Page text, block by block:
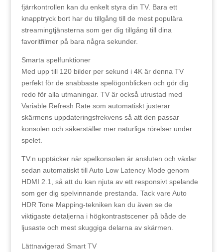
fjärrkontrollen kan du enkelt styra din TV. Bara ett
knapptryck bort har du tillgång till de mest populära
streamingtjänsterna som ger dig tillgång till dina
favoritfilmer på bara några sekunder.
Smarta spelfunktioner
Med upp till 120 bilder per sekund i 4K är denna TV
perfekt för de snabbaste spelögonblicken och gör dig
redo för alla utmaningar. TV är också utrustad med
Variable Refresh Rate som automatiskt justerar
skärmens uppdateringsfrekvens så att den passar
konsolen och säkerställer mer naturliga rörelser under
spelet.
TV:n upptäcker när spelkonsolen är ansluten och växlar
sedan automatiskt till Auto Low Latency Mode genom
HDMI 2.1, så att du kan njuta av ett responsivt spelande
som ger dig spelvinnande prestanda. Tack vare Auto
HDR Tone Mapping-tekniken kan du även se de
viktigaste detaljerna i högkontrastscener på både de
ljusaste och mest skuggiga delarna av skärmen.
Lättnavigerad Smart TV